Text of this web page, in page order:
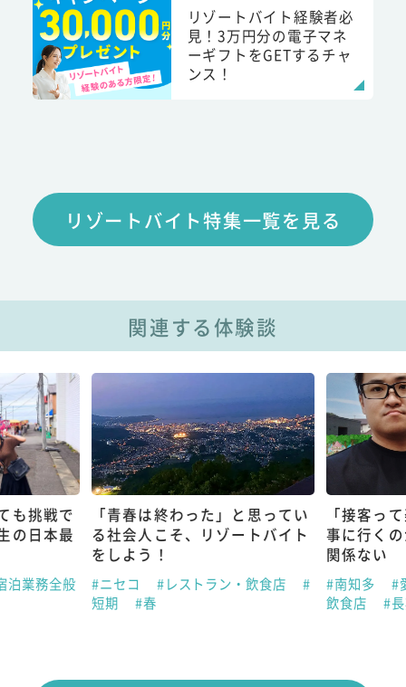
リゾートバイト経験者必
見！3万円分の電子マネ
ーギフトをGETするチャ
ンス！
リゾートバイト特集一覧を見る
関連する体験談
も挑戦で
の日本最
泊業務全般
「青春は終わった」と思ってい
る社会人こそ、リゾートバイト
をしよう！
#ニセコ #レストラン・飲食店
#
短期
#春
「接客っ
事に行く
関係ない
#南知多
#
飲食店
#